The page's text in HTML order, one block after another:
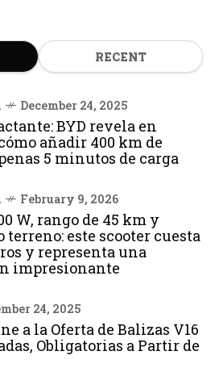
RECENT
December 24, 2025
BYD revela en
añadir 400 km de
5 minutos de carga
February 9, 2026
W, rango de 45 km y
terreno: este scooter cuesta
y representa una
impresionante
24, 2025
a la Oferta de Balizas V16
Obligatorias a Partir de